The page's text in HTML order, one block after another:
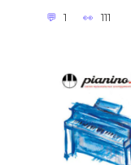
1 111